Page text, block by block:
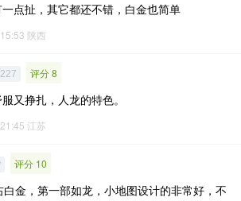
点扯，其它都还不错，白金也简单
陕西
评分 8
又挣扎，人龙的特色。
江苏
评分 10
白金，第一部如龙，小地图设计的非常好，不